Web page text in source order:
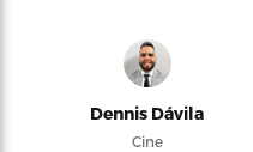
Dennis Dávila
Cine